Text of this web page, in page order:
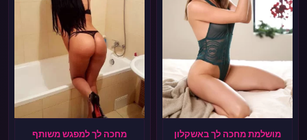
מושלמת מחכה לך באשקלון מחכה לך למפגש משותף